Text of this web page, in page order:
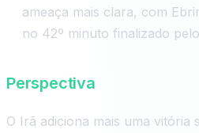
ameaça mais clara, com
no 42º minuto finalizado
Perspectiva
O Irã adiciona mais uma vitória